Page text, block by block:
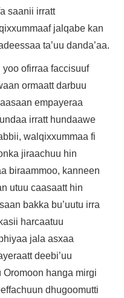
saanii irratt
jalqabe kan
ta’uu danda’aa.
ofirraa faccisuuf
ormaatt darbuu
empayeraa
irratt hundaawe
walqixxummaa fi
jiraachuu hin
biraammoo, kanneen
utuu caasaatt hin
bakka bu’uutu irra
harcaatuu
jala asxaa
deebi’uu
hanga mirgi
dhugoomutti